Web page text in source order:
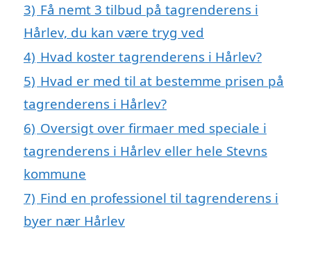
3) Få nemt 3 tilbud på tagrenderens i
Hårlev, du kan være tryg ved
4) Hvad koster tagrenderens i Hårlev?
5) Hvad er med til at bestemme prisen på
tagrenderens i Hårlev?
6) Oversigt over firmaer med speciale i
tagrenderens i Hårlev eller hele Stevns
kommune
7) Find en professionel til tagrenderens i
byer nær Hårlev